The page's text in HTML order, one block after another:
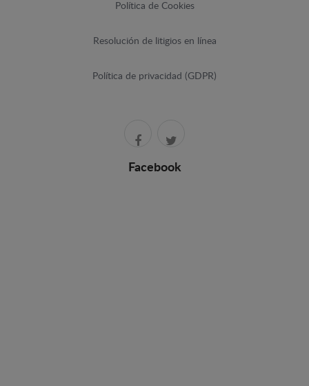
Política de Cookies
Resolución de litigios en línea
Política de privacidad (GDPR)
Facebook